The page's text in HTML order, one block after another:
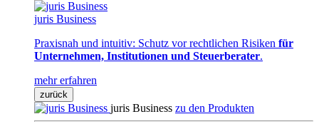
juris Business
Praxisnah und intuitiv: Schutz vor rechtlichen Risiken für
Unternehmen, Institutionen und Steuerberater.
mehr erfahren
zurück
juris Business zu den Produkten